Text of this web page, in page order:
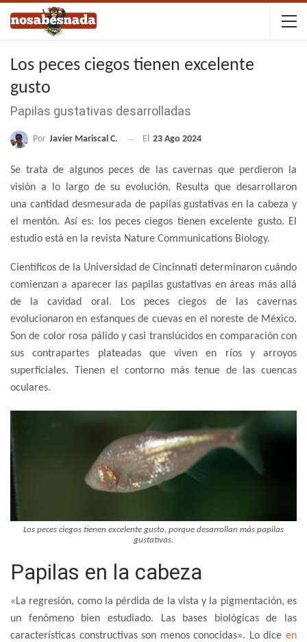
Los peces ciegos tienen excelente
gusto
Papilas gustativas desarrolladas
Por Javier Mariscal C. El 23 Ago 2024
Se trata de algunos peces de las cavernas que perdieron la
visión a lo largo de su evolución. Resulta que desarrollaron
una cantidad desmesurada de papilas gustativas en la cabeza y
el mentón. Así es: los peces ciegos tienen excelente gusto. El
estudio está en la revista Nature Communications Biology.
Científicos de la Universidad de Cincinnati determinaron cuándo
comienzan a aparecer las papilas gustativas en áreas más allá
de la cavidad oral. Los peces ciegos de las cavernas
evolucionaron en estanques de cuevas en el noreste de México.
Son de color rosa pálido y casi translúcidos en comparación con
sus contrapartes plateadas que viven en ríos y arroyos
superficiales. Tienen el contorno más tenue de las cuencas
oculares.
Los peces ciegos tienen excelente gusto, porque desarrollan más papilas
gustativas.
Papilas en la cabeza
«La regresión, como la pérdida de la vista y la pigmentación, es
un fenómeno bien estudiado. Las bases biológicas de las
características constructivas son menos conocidas». Lo dice en